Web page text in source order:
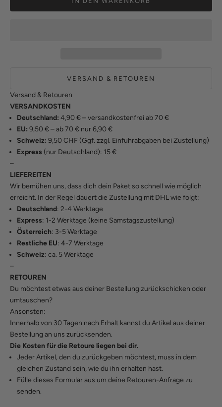
VERSAND & RETOUREN
Versand & Retouren
VERSANDKOSTEN
Deutschland: 4,90 € – versandkostenfrei ab 70 €
EU: 9,50 € – ab 70 € nur 6,90 €
Schweiz: 9,50 CHF (Ggf. zzgl. Einfuhrabgaben bei Zustellung)
Express (nur Deutschland): 15 €
–
LIEFEREITEN
Wir bemühen uns, dass dich dein Paket so schnell wie möglich
erreicht. In der Regel dauert die Zustellung mit DHL wie folgt:
Deutschland: 2-4 Werktage
Express: 1-2 Werktage (keine Samstagszustellung)
Österreich: 3-5 Werktage
Restliche EU: 4-7 Werktage
Schweiz: ca. 5 Werktage
–
RETOUREN
Du möchtest etwas aus deiner Bestellung zurückschicken oder
umtauschen?
Ansonsten:
Innerhalb von 30 Tagen nach Erhalt kannst du Artikel aus deiner
Bestellung an uns zurücksenden.
Die Kosten für die Retoure liegen bei dir.
Jeder Artikel, den du zurückgeben möchtest, muss in dem
gleichen Zustand sein, wie du ihn erhalten hast.
Fülle dieses Formularaus um deine Retouren-Anfrage zu
senden.